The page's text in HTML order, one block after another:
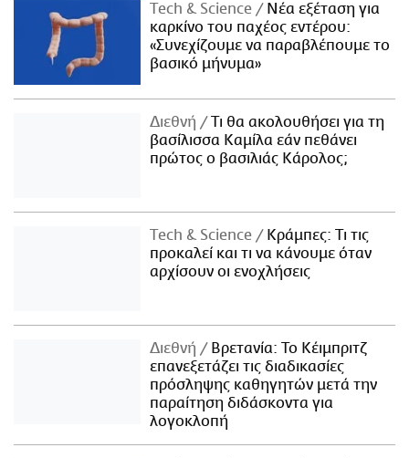
Τech & Science
Νέα εξέταση για
καρκίνο του παχέος εντέρου:
«Συνεχίζουμε να παραβλέπουμε το
βασικό μήνυμα»
Διεθνή
Τι θα ακολουθήσει για τη
βασίλισσα Καμίλα εάν πεθάνει
πρώτος ο βασιλιάς Κάρολος;
Τech & Science
Κράμπες: Τι τις
προκαλεί και τι να κάνουμε όταν
αρχίσουν οι ενοχλήσεις
Διεθνή
Βρετανία: Το Κέιμπριτζ
επανεξετάζει τις διαδικασίες
πρόσληψης καθηγητών μετά την
παραίτηση διδάσκοντα για
λογοκλοπή